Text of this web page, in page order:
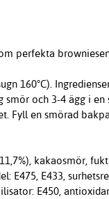
perfekta
160°C).
och 3-4 ägg i en
Fyll en smörad
kakaosmör,
E475, E433,
E450,